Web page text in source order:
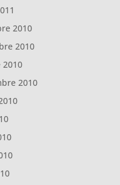
2010
2010
2010